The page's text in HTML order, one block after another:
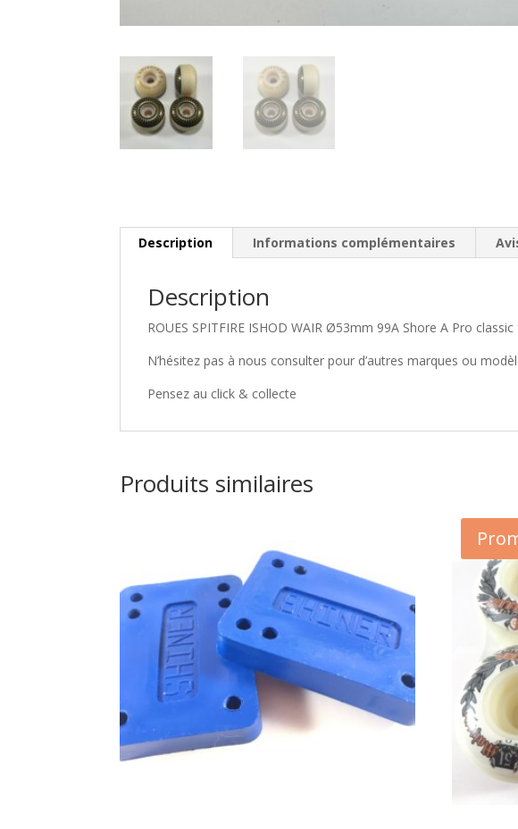
Description Informations complémentaires
Description
ROUES SPITFIRE ISHOD WAIR Ø53mm 99A Shore A Pro
N’hésitez pas à nous consulter pour d’autres marques ou
Pensez au click & collecte
Produits similaires